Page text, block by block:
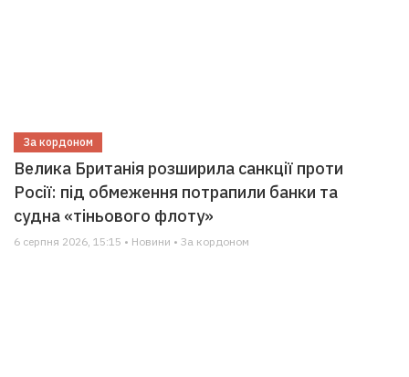
За кордоном
Велика Британія розширила санкції проти
Росії: під обмеження потрапили банки та
судна «тіньового флоту»
6 серпня 2026, 15:15 • Новини • За кордоном